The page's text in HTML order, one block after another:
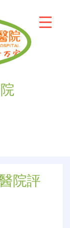
院評